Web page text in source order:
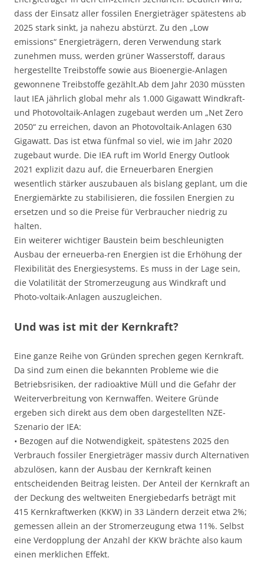
dass der Einsatz aller fossilen Energieträger spätestens ab
2025 stark sinkt, ja nahezu abstürzt. Zu den „Low
emissions“ Energieträgern, deren Verwendung stark
zunehmen muss, werden grüner Wasserstoff, daraus
hergestellte Treibstoffe sowie aus Bioenergie-Anlagen
gewonnene Treibstoffe gezählt.Ab dem Jahr 2030 müssten
laut IEA jährlich global mehr als 1.000 Gigawatt Windkraft-
und Photovoltaik-Anlagen zugebaut werden um „Net Zero
2050“ zu erreichen, davon an Photovoltaik-Anlagen 630
Gigawatt. Das ist etwa fünfmal so viel, wie im Jahr 2020
zugebaut wurde. Die IEA ruft im World Energy Outlook
2021 explizit dazu auf, die Erneuerbaren Energien
wesentlich stärker auszubauen als bislang geplant, um die
Energiemärkte zu stabilisieren, die fossilen Energien zu
ersetzen und so die Preise für Verbraucher niedrig zu
halten.
Ein weiterer wichtiger Baustein beim beschleunigten
Ausbau der erneuerba-ren Energien ist die Erhöhung der
Flexibilität des Energiesystems. Es muss in der Lage sein,
die Volatilität der Stromerzeugung aus Windkraft und
Photo-voltaik-Anlagen auszugleichen.
Und was ist mit der Kernkraft?
Eine ganze Reihe von Gründen sprechen gegen Kernkraft.
Da sind zum einen die bekannten Probleme wie die
Betriebsrisiken, der radioaktive Müll und die Gefahr der
Weiterverbreitung von Kernwaffen. Weitere Gründe
ergeben sich direkt aus dem oben dargestellten NZE-
Szenario der IEA:
• Bezogen auf die Notwendigkeit, spätestens 2025 den
Verbrauch fossiler Energieträger massiv durch Alternativen
abzulösen, kann der Ausbau der Kernkraft keinen
entscheidenden Beitrag leisten. Der Anteil der Kernkraft an
der Deckung des weltweiten Energiebedarfs beträgt mit
415 Kernkraftwerken (KKW) in 33 Ländern derzeit etwa 2%;
gemessen allein an der Stromerzeugung etwa 11%. Selbst
eine Verdopplung der Anzahl der KKW brächte also kaum
einen merklichen Effekt.